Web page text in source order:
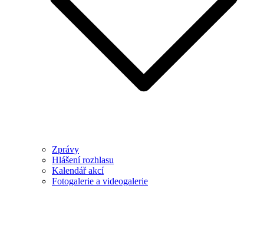
Zprávy
Hlášení rozhlasu
Kalendář akcí
Fotogalerie a videogalerie